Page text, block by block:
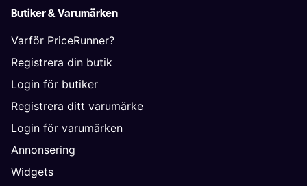
Butiker & Varumärken
Varför PriceRunner?
Registrera din butik
Login för butiker
Registrera ditt varumärke
Login för varumärken
Annonsering
Widgets